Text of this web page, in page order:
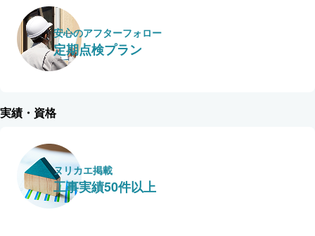
安心のアフターフォロー
定期点検プラン
実績・資格
ヌリカエ掲載
工事実績50件以上